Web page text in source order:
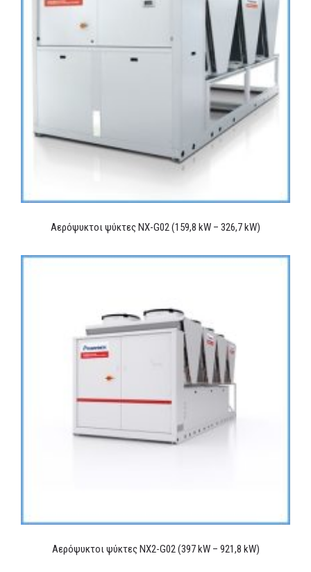
Αερόψυκτοι ψύκτες NX-G02 (159,8 kW – 326,7 kW)
Αερόψυκτοι ψύκτες NX2-G02 (397 kW – 921,8 kW)